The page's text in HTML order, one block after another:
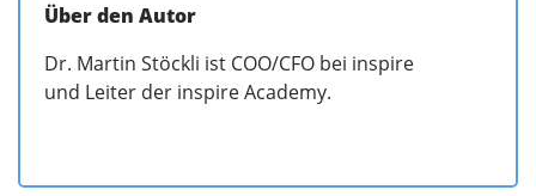
Über den Autor
Dr. Martin Stöckli ist COO/CFO bei inspire
und Leiter der inspire Academy.